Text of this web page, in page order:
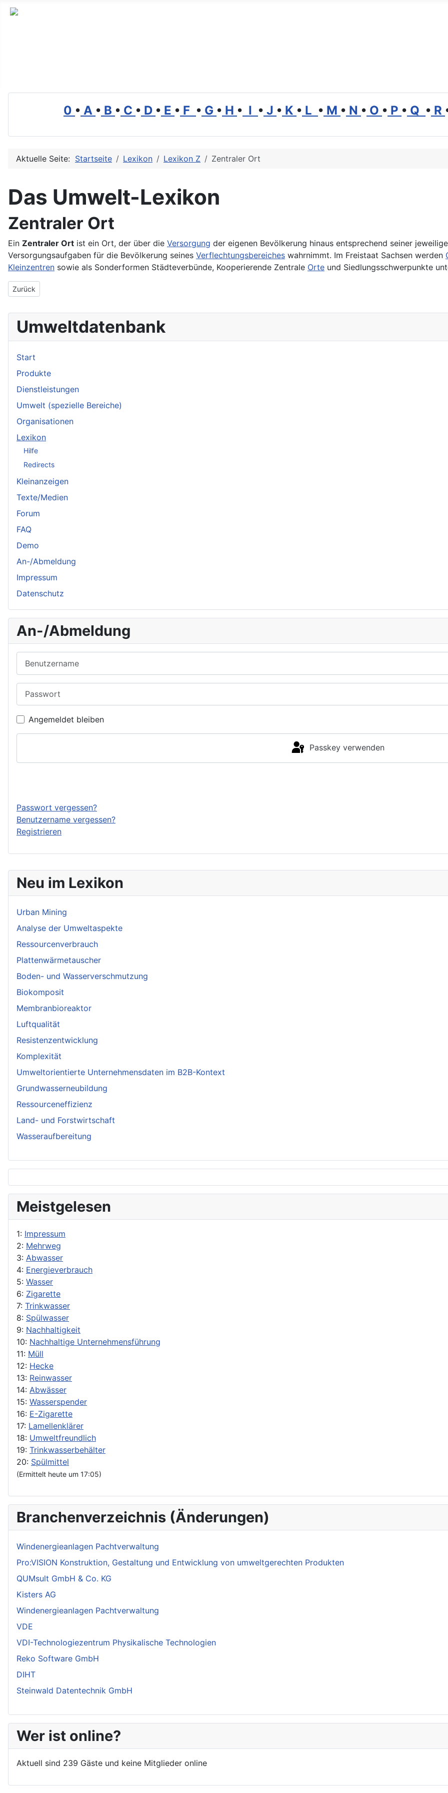
0 • A • B • C • D • E • F • G • H • I • J • K • L • M • N • O • P • Q • R
Neu im Lexikon
Urban Mining
Analyse der Umweltaspekte
Ressourcenverbrauch
Plattenwärmetauscher
Boden- und Wasserverschmutzung
Biokomposit
Membranbioreaktor
Luftqualität
Resistenzentwicklung
Komplexität
Umweltorientierte Unternehmensdaten im B2B-Kontext
Grundwasserneubildung
Ressourceneffizienz
Land- und Forstwirtschaft
Wasseraufbereitung
Meistgelesen
1: Impressum
2: Mehrweg
3: Abwasser
4: Energieverbrauch
5: Wasser
6: Zigarette
7: Trinkwasser
8: Spülwasser
9: Nachhaltigkeit
10: Nachhaltige Unternehmensführung
11: Müll
12: Hecke
13: Reinwasser
14: Abwässer
15: Wasserspender
16: E-Zigarette
17: Lamellenklärer
18: Umweltfreundlich
19: Trinkwasserbehälter
20: Spülmittel
(Ermittelt heute um 17:05)
Branchenverzeichnis (Änderungen)
Windenergieanlagen Pachtverwaltung
Pro:VISION Konstruktion, Gestaltung und Entwicklung von umweltgerechten Produkten
QUMsult GmbH & Co. KG
Kisters AG
Windenergieanlagen Pachtverwaltung
VDE
VDI-Technologiezentrum Physikalische Technologien
Reko Software GmbH
DIHT
Steinwald Datentechnik GmbH
Wer ist online?
Aktuell sind 239 Gäste und keine Mitglieder online
Aktuelle Seite: Startseite Lexikon Lexikon Z Zentraler Ort
Das Umwelt-Lexikon
Zentraler Ort
Ein Zentraler Ort ist ein Ort, der über die Versorgung der eigenen Bevölkerung hinaus entsprechend seiner
Versorgungsaufgaben für die Bevölkerung seines Verflechtungsbereiches wahrnimmt. Im Freistaat Sachsen werden
Kleinzentren sowie als Sonderformen Städteverbünde, Kooperierende Zentrale Orte und Siedlungsschwerpunkte
Vorheriger Beitrag: Zentralafrika
Zurück
Umweltdatenbank
Start
Produkte
Dienstleistungen
Umwelt (spezielle Bereiche)
Organisationen
Lexikon
Hilfe
Redirects
Kleinanzeigen
Texte/Medien
Forum
FAQ
Demo
An-/Abmeldung
Impressum
Datenschutz
An-/Abmeldung
Angemeldet bleiben
Passkey verwenden
Passwort vergessen?
Benutzername vergessen?
Registrieren